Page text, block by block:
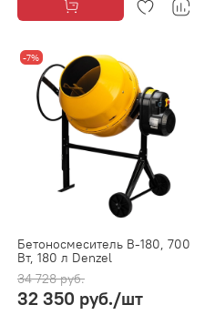
-7%
Бетоносмеситель B-180, 700
Вт, 180 л Denzel
34 728 руб.
32 350 руб./шт